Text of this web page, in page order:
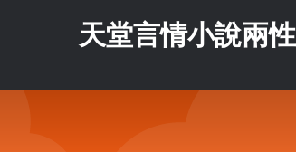
天堂言情小說兩